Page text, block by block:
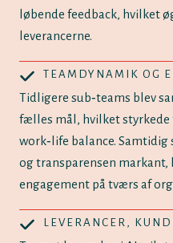
løbende feedback, hvilket
leverancerne.
TEAMDYNAMIK OG
Tidligere sub‑teams blev
fælles mål, hvilket styrkede
work‑life balance.
og transparensen markant,
engagement på tværs af
LEVERANCER,